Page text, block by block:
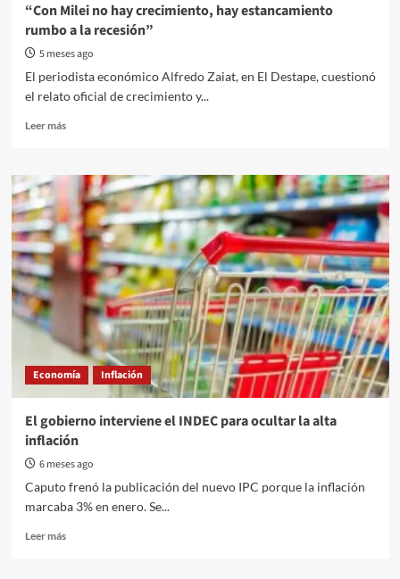
“Con Milei no hay crecimiento, hay estancamiento
rumbo a la recesión”
5 meses ago
El periodista económico Alfredo Zaiat, en El Destape, cuestionó
el relato oficial de crecimiento y...
Leer másRead
“Con
Milei
no
hay
crecimiento,
hay
estancamiento
rumbo
recesión”
Economía Inflación
El gobierno interviene el INDEC para ocultar la alta
inflación
6 meses ago
Caputo frenó la publicación del nuevo IPC porque la inflación
marcaba 3% en enero. Se...
Leer másRead